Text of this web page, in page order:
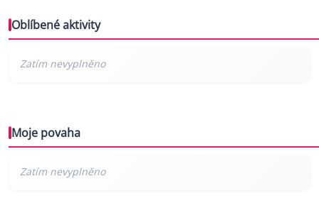
Oblíbené aktivity
Moje povaha